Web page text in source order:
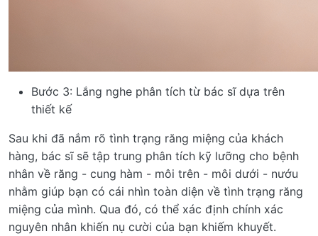
Bước 3: Lắng nghe phân tích từ bác sĩ dựa trên
thiết kế
Sau khi đã nắm rõ tình trạng răng miệng của khách
hàng, bác sĩ sẽ tập trung phân tích kỹ lưỡng cho bệnh
nhân về răng - cung hàm - môi trên - môi dưới - nướu
nhằm giúp bạn có cái nhìn toàn diện về tình trạng răng
miệng của mình. Qua đó, có thể xác định chính xác
nguyên nhân khiến nụ cười của bạn khiếm khuyết.